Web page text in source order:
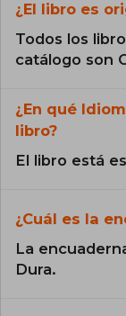
¿El libro es
Todos los
catálogo son
¿En qué
libro?
El libro está
¿Cuál es la
La
Dura.